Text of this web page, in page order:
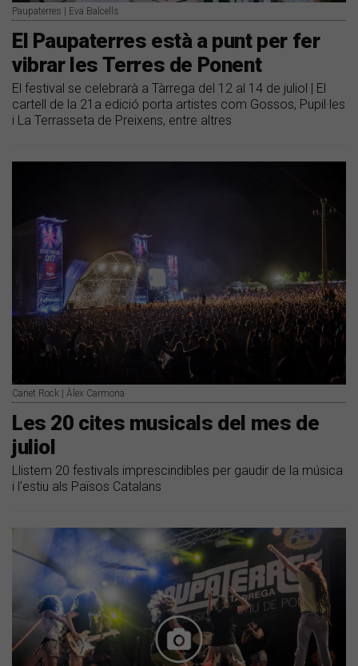
Paupaterres | Eva Balcells
El Paupaterres està a punt per fer
vibrar les Terres de Ponent
El festival se celebrarà a Tàrrega del 12 al 14 de juliol | El
cartell de la 21a edició porta artistes com Gossos, Pupil·les
i La Terrasseta de Preixens, entre altres
Canet Rock | Àlex Carmona
Les 20 cites musicals del mes de
juliol
Llistem 20 festivals imprescindibles per gaudir de la música
i l'estiu als Països Catalans